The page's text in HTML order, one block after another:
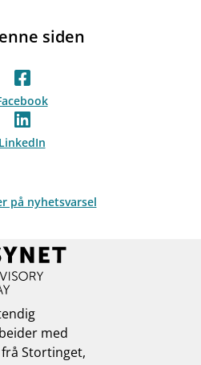
siden
LinkedIn
på nyhetsvarsel
med
Stortinget,